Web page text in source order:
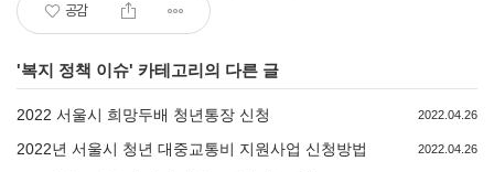
공감
'복지 정책 이슈' 카테고리의 다른 글
2022 서울시 희망두배 청년통장 신청 2022.04.26
2022년 서울시 청년 대중교통비 지원사업 신청방법 2022.04.26